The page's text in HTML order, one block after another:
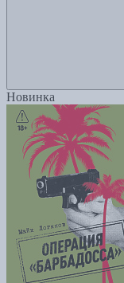
Новинка